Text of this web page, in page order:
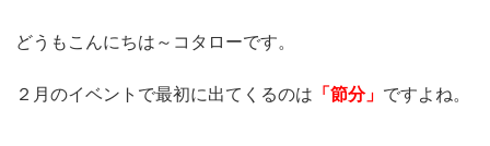
どうもこんにちは～コタローです。
２月のイベントで最初に出てくるのは 「節分」 ですよね。